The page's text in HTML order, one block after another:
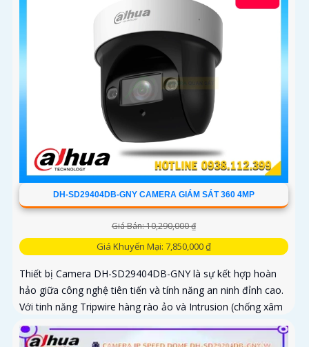
DH-SD29404DB-GNY CAMERA GIÁM SÁT 360 4MP
Giá Bán: 10,290,000 ₫
Giá Khuyến Mại: 7,850,000 ₫
Thiết bị Camera DH-SD29404DB-GNY là sự kết hợp hoàn
hảo giữa công nghệ tiên tiến và tính năng an ninh đỉnh cao.
Với tinh năng Tripwire hàng rào ảo và Intrusion (chống xâm
nhập)...